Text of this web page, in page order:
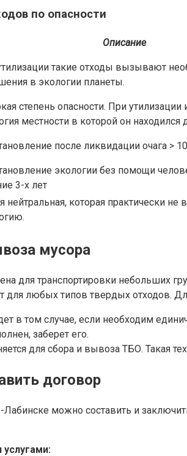
по опасности
Описание
такие отходы вызывают
в экологии планеты.
степень опасности. При утилизации
местности в которой он находился
после ликвидации очага >
экологии без помощи
3-х лет
нейтральная, которая практически не
мусора
для транспортировки небольших
для любых типов твердых отходов.
в том случае, если необходим
заберет его.
для сбора и вывоза ТБО. Такая
договор
Лабинске можно составить и